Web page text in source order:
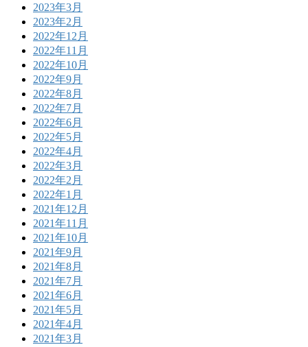
2023年3月
2023年2月
2022年12月
2022年11月
2022年10月
2022年9月
2022年8月
2022年7月
2022年6月
2022年5月
2022年4月
2022年3月
2022年2月
2022年1月
2021年12月
2021年11月
2021年10月
2021年9月
2021年8月
2021年7月
2021年6月
2021年5月
2021年4月
2021年3月